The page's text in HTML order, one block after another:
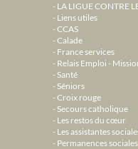
LA LIGUE CONTRE
Liens utiles
CCAS
Calade
France services
Relais Emploi -
Santé
Séniors
Croix rouge
Secours catholique
Les restos du cœur
Les assistantes
Permanences sociales